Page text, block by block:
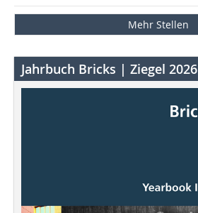
Mehr Stellen
Jahrbuch Bricks | Ziegel 2026